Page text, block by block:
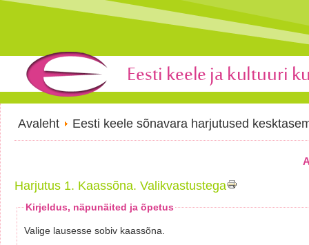
Avaleht Eesti keele sõnavara harjutused
Harjutus 1. Kaassõna. Valikvastustega
Kirjeldus, näpunäited ja õpetus
Valige lausesse sobiv kaassõna.